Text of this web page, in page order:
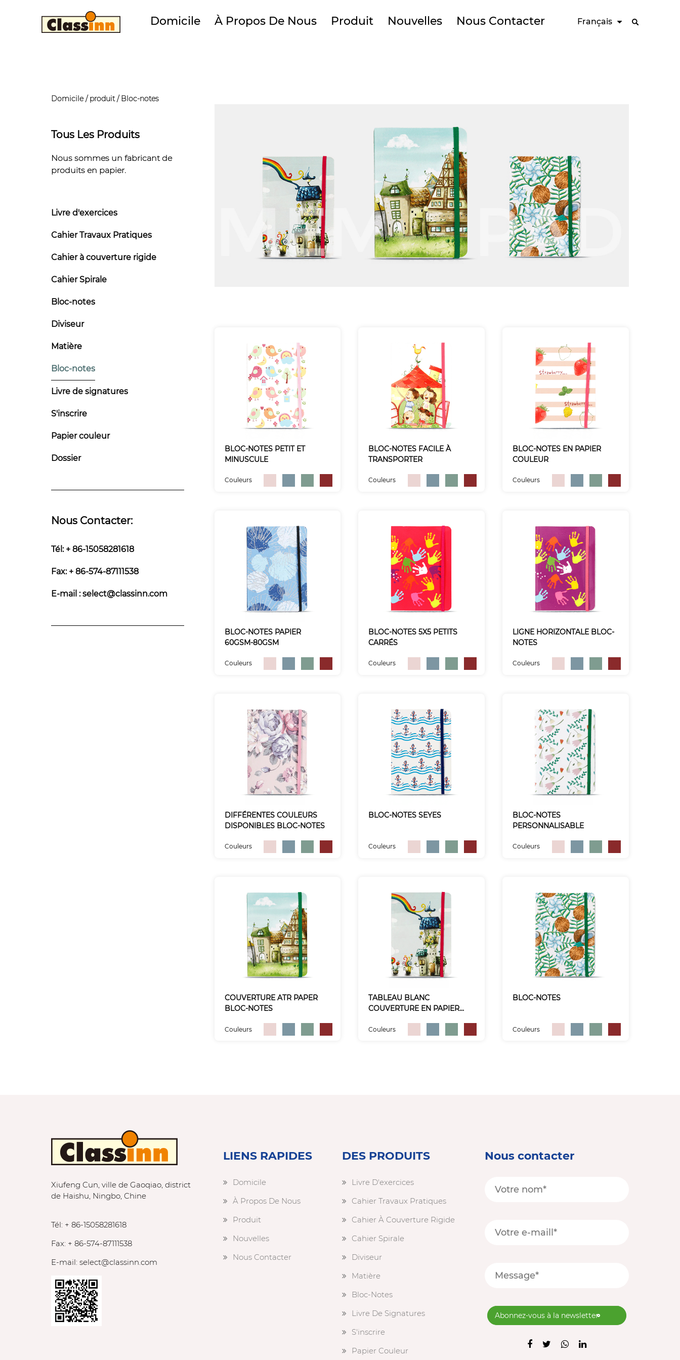
Domicile À Propos De Nous Produit Nouvelles Nous Contacter Français
Domicile/ produit/ Bloc-notes
Tous Les Produits
Nous sommes un fabricant de
produits en papier.
Livre d'exercices
Cahier Travaux Pratiques
Cahier à couverture rigide
Cahier Spirale
Bloc-notes
Diviseur
Matière
Bloc-notes
Livre de signatures
S'inscrire
Papier couleur
Dossier
Nous Contacter:
Tél: + 86-15058281618
Fax: + 86-574-87111538
E-mail :select@classinn.com
BLOC-NOTES PETIT ET
MINUSCULE
Couleurs
BLOC-NOTES FACILE À
TRANSPORTER
Couleurs
BLOC-NOTES EN PAPIER
COULEUR
Couleurs
BLOC-NOTES PAPIER
60GSM-80GSM
Couleurs
BLOC-NOTES 5X5 PETITS
CARRÉS
Couleurs
LIGNE HORIZONTALE BLOC-
NOTES
Couleurs
DIFFÉRENTES COULEURS
DISPONIBLES BLOC-NOTES
Couleurs
BLOC-NOTES SEYES
Couleurs
BLOC-NOTES
PERSONNALISABLE
Couleurs
COUVERTURE ATR PAPER
BLOC-NOTES
Couleurs
TABLEAU BLANC
COUVERTURE EN PAPIER
Couleurs
BLOC-NOTES
Couleurs
Xiufeng Cun, ville de Gaoqiao, district
de Haishu, Ningbo, Chine
Tél: + 86-15058281618
Fax: + 86-574-87111538
E-mail: select@classinn.com
LIENS RAPIDES
Domicile
À Propos De Nous
Produit
Nouvelles
Nous Contacter
DES PRODUITS
Livre D'exercices
Cahier Travaux Pratiques
Cahier À Couverture Rigide
Cahier Spirale
Diviseur
Matière
Bloc-Notes
Livre De Signatures
S'inscrire
Papier Couleur
Nous contacter
Abonnez-vous à la newsletter